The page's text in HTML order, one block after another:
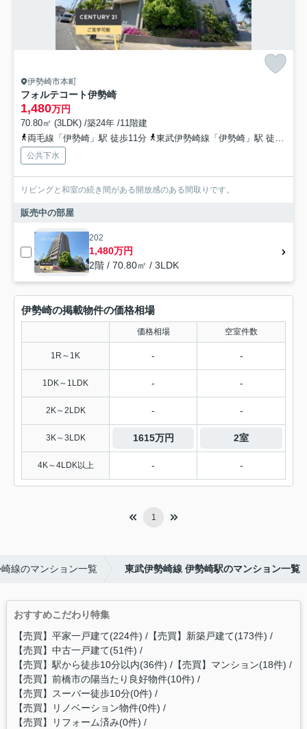
伊勢崎市本町
フォルテコート伊勢崎
1,480万円
70.80㎡ (3LDK) /築24年 /11階建
両毛線「伊勢崎」駅 徒歩11分
東武伊勢崎線「伊勢崎」駅 徒歩11分
公共下水
リビングと和室の続き間がある開放感のある間取りです。
販売中の部屋
202
1,480万円
2階 / 70.80㎡ / 3LDK
伊勢崎の掲載物件の価格相場
価格相場 空室件数
1R～1K - -
1DK～1LDK - -
2K～2LDK - -
3K～3LDK 1615万円 2室
4K～4LDK以上 - -
1
線のマンション一覧 東武伊勢崎線 伊勢崎駅のマンション一覧
おすすめこだわり特集
【売買】平家一戸建て(224件) 【売買】新築戸建て(173件)
【売買】中古一戸建て(51件)
【売買】駅から徒歩10分以内(36件) 【売買】マンション(18件)
【売買】前橋市の陽当たり良好物件(10件)
【売買】スーバー徒歩10分(0件)
【売買】リノベーション物件(0件)
【売買】リフォーム済み(0件)